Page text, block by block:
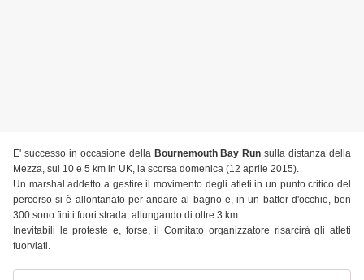
E' successo in occasione della Bournemouth Bay Run sulla distanza della
Mezza, sui 10 e 5 km in UK, la scorsa domenica (12 aprile 2015).
Un marshal addetto a gestire il movimento degli atleti in un punto critico del
percorso si è allontanato per andare al bagno e, in un batter d'occhio, ben
300 sono finiti fuori strada, allungando di oltre 3 km.
Inevitabili le proteste e, forse, il Comitato organizzatore risarcirà gli atleti
fuorviati.